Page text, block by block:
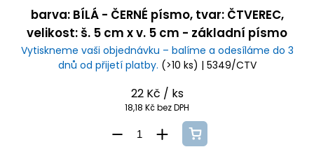
barva: BÍLÁ - ČERNÉ písmo, tvar: ČTVEREC,
velikost: š. 5 cm x v. 5 cm - základní písmo
Vytiskneme vaši objednávku – balíme a odesíláme do 3
dnů od přijetí platby. (>10 ks) | 5349/CTV
22 Kč / ks
18,18 Kč bez DPH